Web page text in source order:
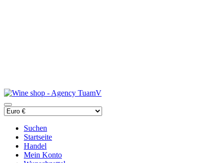
Suchen
Startseite
Handel
Mein Konto